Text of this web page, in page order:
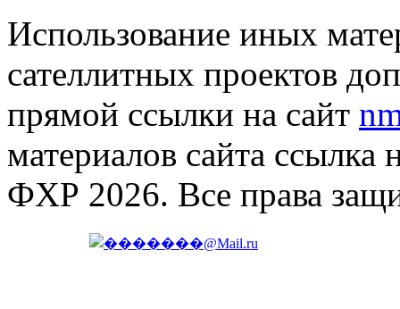
Использование иных
сателлитных проектов
прямой ссылки на сайт
материалов сайта ссылка
ФХР 2026. Все права